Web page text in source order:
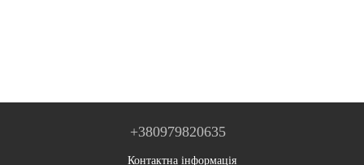
+380979820635
Контактна інформація